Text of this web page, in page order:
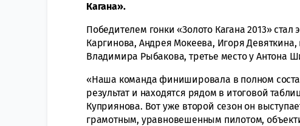
Кагана».
Победителем гонки «Золото Кагана 2013»
Каргинова, Андрея Мокеева, Игоря
Владимира Рыбакова, третье место у Антона
«Наша команда финишировала в полном
результат и находятся рядом в итоговой
Куприянова. Вот уже второй сезон он
грамотным, уравновешенным пилотом,